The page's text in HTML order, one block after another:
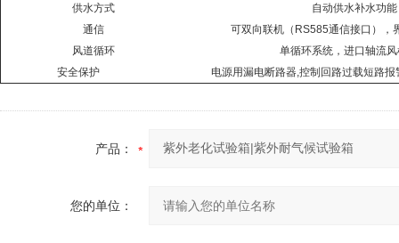
供水方式
自动供水补水功能
通信
可双向联机（ RS585通信接口），
风道循环
单循环系统，进口轴流
安全保护
电源用漏电断路器,控制回路过载短路
产品：
您的单位：